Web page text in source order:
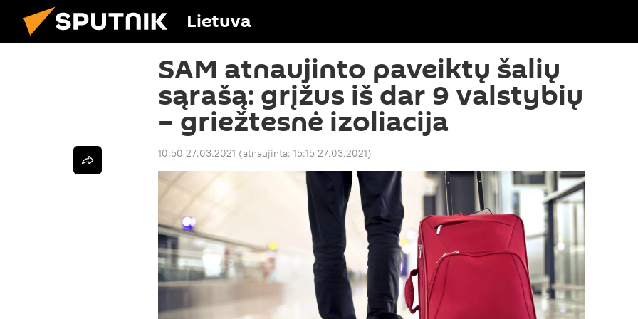
Lietuva
SAM atnaujinto paveiktų šalių
sąrašą: grįžus iš dar 9 valstybių
– griežtesnė izoliacija
10:50 27.03.2021 (atnaujinta: 15:15 27.03.2021)